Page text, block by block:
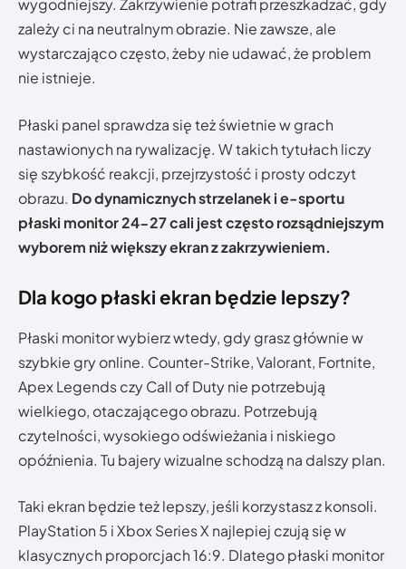
wygodniejszy. Zakrzywienie potrafi przeszkadzać, gdy
zależy ci na neutralnym obrazie. Nie zawsze, ale
wystarczająco często, żeby nie udawać, że problem
nie istnieje.
Płaski panel sprawdza się też świetnie w grach
nastawionych na rywalizację. W takich tytułach liczy
się szybkość reakcji, przejrzystość i prosty odczyt
obrazu. Do dynamicznych strzelanek i e-sportu
płaski monitor 24-27 cali jest często rozsądniejszym
wyborem niż większy ekran z zakrzywieniem.
Dla kogo płaski ekran będzie lepszy?
Płaski monitor wybierz wtedy, gdy grasz głównie w
szybkie gry online. Counter-Strike, Valorant, Fortnite,
Apex Legends czy Call of Duty nie potrzebują
wielkiego, otaczającego obrazu. Potrzebują
czytelności, wysokiego odświeżania i niskiego
opóźnienia. Tu bajery wizualne schodzą na dalszy plan.
Taki ekran będzie też lepszy, jeśli korzystasz z konsoli.
PlayStation 5 i Xbox Series X najlepiej czują się w
klasycznych proporcjach 16:9. Dlatego płaski monitor